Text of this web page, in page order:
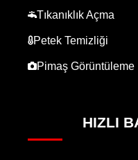
Tıkanıklık Açma
Petek Temizliği
Pimaş Görüntüleme
HIZLI